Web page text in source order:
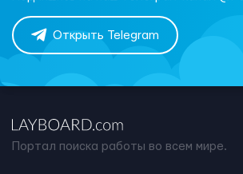
Открыть Telegram
Портал поиска работы во всем мире.